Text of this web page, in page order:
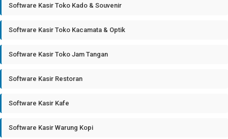
Software Kasir Toko Kado & Souvenir
Software Kasir Toko Kacamata & Optik
Software Kasir Toko Jam Tangan
Software Kasir Restoran
Software Kasir Kafe
Software Kasir Warung Kopi